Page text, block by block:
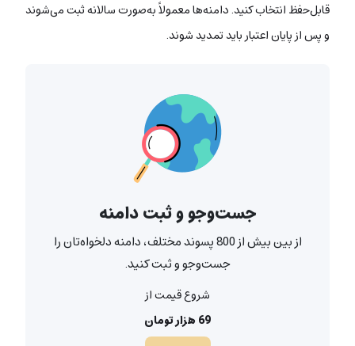
قابل‌حفظ انتخاب کنید. دامنه‌ها معمولاً به‌صورت سالانه ثبت می‌شوند
و پس از پایان اعتبار باید تمدید شوند.
جست‌و‌جو و ثبت دامنه
از بین بیش از 800 پسوند مختلف، دامنه دلخواه‌تان را
جست‌و‌جو و ثبت کنید.
شروع قیمت از
69 هزار تومان